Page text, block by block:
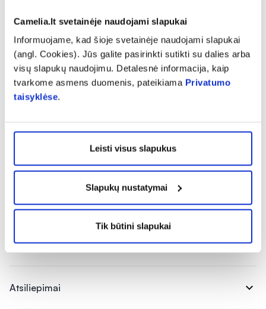
Camelia.lt svetainėje naudojami slapukai
Informuojame, kad šioje svetainėje naudojami slapukai
(angl. Cookies). Jūs galite pasirinkti sutikti su dalies arba
visų slapukų naudojimu. Detalesnė informacija, kaip
tvarkome asmens duomenis, pateikiama Privatumo
taisyklėse.
Leisti visus slapukus
Slapukų nustatymai
Tik būtini slapukai
Gamintojas:Reckitt Benckiser, Nowy Dwór Mazowiecki,
Okunin 1, 05-100, Warsaw, el.p.martins.krancs@reckitt.com
Platintojas:Tamro SIA , Noliktavu street 5, LV-2130 Dreilini,
Latvia, Tel.: +371 67067800,
info.lv@tamro.com
Sudedamosios dalys expand_more
Vartojimas expand_more
Atsiliepimai expand_more